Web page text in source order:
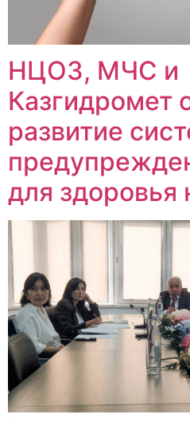
НЦОЗ, МЧС и
Казгидромет
развитие
для здоровья